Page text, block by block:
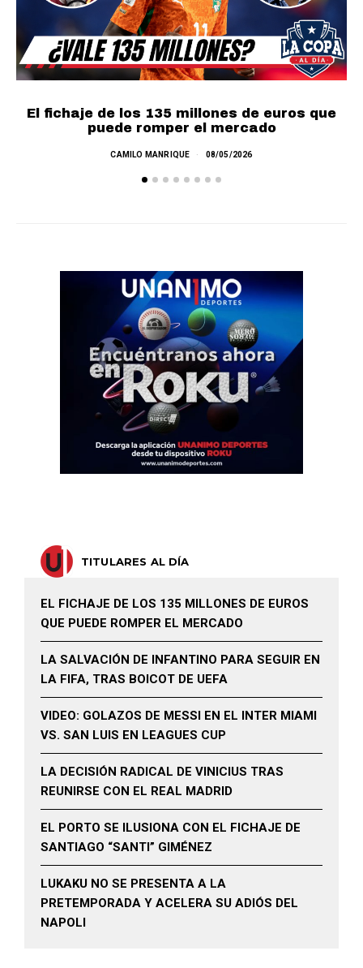
El fichaje de los 135 millones de euros que
puede romper el mercado
CAMILO MANRIQUE 08/05/2026
TITULARES AL DÍA
EL FICHAJE DE LOS 135 MILLONES DE EUROS
QUE PUEDE ROMPER EL MERCADO
LA SALVACIÓN DE INFANTINO PARA SEGUIR EN
LA FIFA, TRAS BOICOT DE UEFA
VIDEO: GOLAZOS DE MESSI EN EL INTER MIAMI
VS. SAN LUIS EN LEAGUES CUP
LA DECISIÓN RADICAL DE VINICIUS TRAS
REUNIRSE CON EL REAL MADRID
EL PORTO SE ILUSIONA CON EL FICHAJE DE
SANTIAGO “SANTI” GIMÉNEZ
LUKAKU NO SE PRESENTA A LA
PRETEMPORADA Y ACELERA SU ADIÓS DEL
NAPOLI